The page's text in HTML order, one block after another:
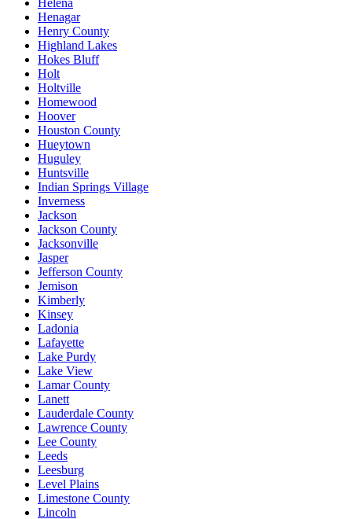
Henagar
Henry County
Highland Lakes
Hokes Bluff
Holt
Holtville
Homewood
Hoover
Houston County
Hueytown
Huguley
Huntsville
Indian Springs Village
Inverness
Jackson
Jackson County
Jacksonville
Jasper
Jefferson County
Jemison
Kimberly
Kinsey
Ladonia
Lafayette
Lake Purdy
Lake View
Lamar County
Lanett
Lauderdale County
Lawrence County
Lee County
Leeds
Leesburg
Level Plains
Limestone County
Lincoln